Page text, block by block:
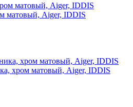
матовый, Aiger, IDDIS
хром матовый, Aiger, IDDIS